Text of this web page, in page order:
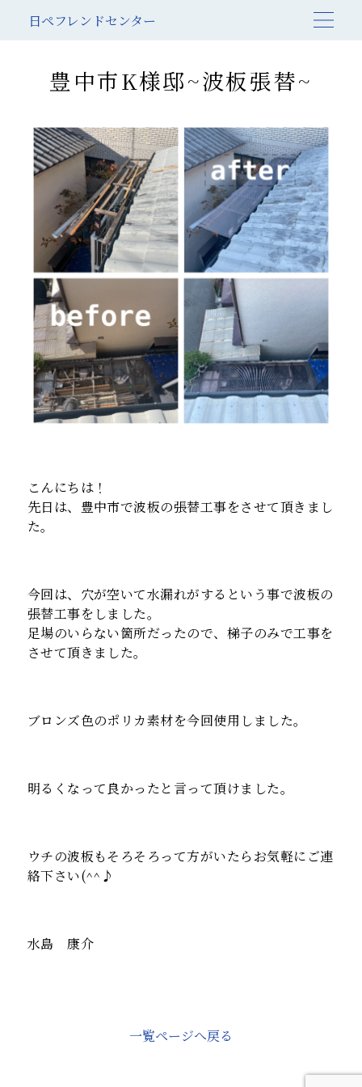
日ペフレンドセンター
豊中市K様邸~波板張替~
こんにちは！
先日は、豊中市で波板の張替工事をさせて頂きまし
た。
今回は、穴が空いて水漏れがするという事で波板の
張替工事をしました。
足場のいらない箇所だったので、梯子のみで工事を
させて頂きました。
ブロンズ色のポリカ素材を今回使用しました。
明るくなって良かったと言って頂けました。
ウチの波板もそろそろって方がいたらお気軽にご連
絡下さい(^^♪
水島 康介
一覧ページへ戻る